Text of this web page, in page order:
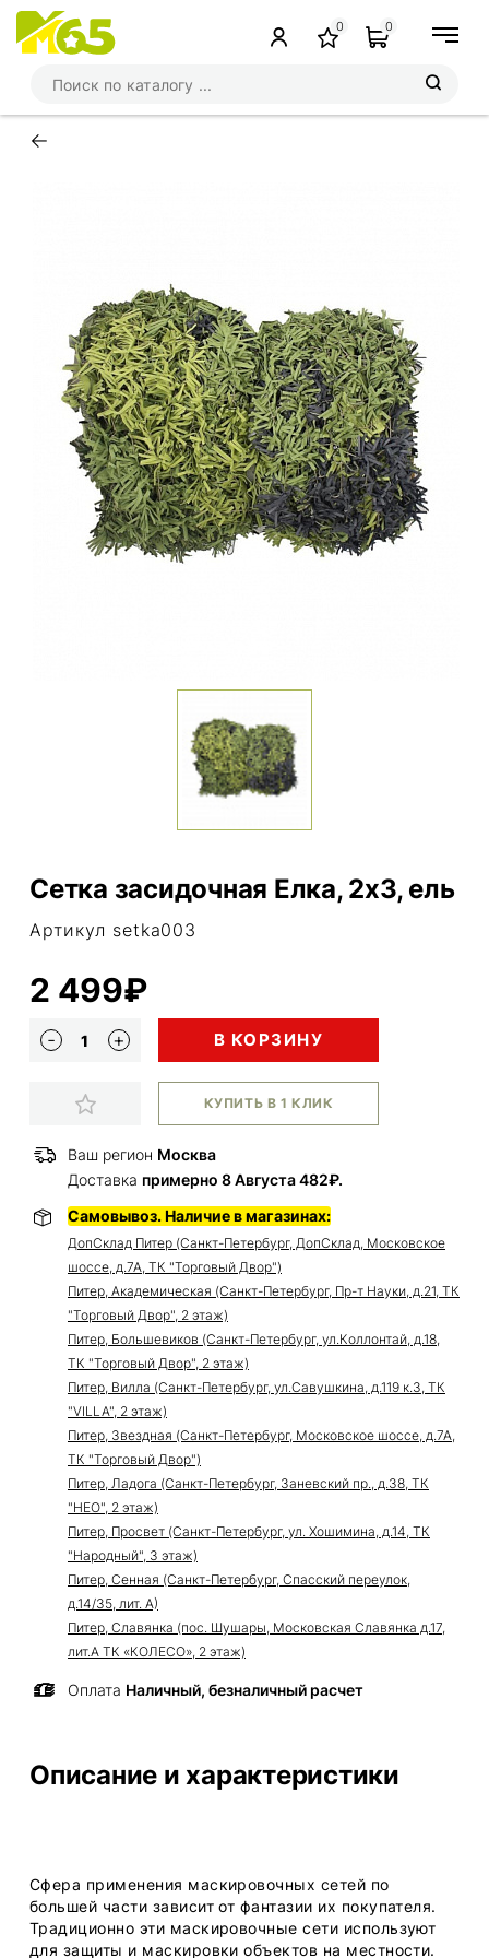
0 0
←
Сетка засидочная Елка, 2х3, ель
Артикул setka003
2 499₽
В КОРЗИНУ
КУПИТЬ В 1 КЛИК
Ваш регион Москва
Доставка примерно 8 Августа 482₽.
Самовывоз. Наличие в магазинах:
ДопСклад Питер (Санкт-Петербург, ДопСклад, Московское
шоссе, д.7А, ТК "Торговый Двор")
Питер, Академическая (Санкт-Петербург, Пр-т Науки, д.21, ТК
"Торговый Двор", 2 этаж)
Питер, Большевиков (Санкт-Петербург, ул.Коллонтай, д.18,
ТК "Торговый Двор", 2 этаж)
Питер, Вилла (Санкт-Петербург, ул.Савушкина, д.119 к.3, ТК
"VILLA", 2 этаж)
Питер, Звездная (Санкт-Петербург, Московское шоссе, д.7А,
ТК "Торговый Двор")
Питер, Ладога (Санкт-Петербург, Заневский пр., д.38, ТК
"НЕО", 2 этаж)
Питер, Просвет (Санкт-Петербург, ул. Хошимина, д.14, ТК
"Народный", 3 этаж)
Питер, Сенная (Санкт-Петербург, Спасский переулок,
д.14/35, лит. А)
Питер, Славянка (пос. Шушары, Московская Славянка д.17,
лит.А ТК «КОЛЕСО», 2 этаж)
Оплата Наличный, безналичный расчет
Описание и характеристики
Сфера применения маскировочных сетей по
большей части зависит от фантазии их покупателя.
Традиционно эти маскировочные сети используют
для защиты и маскировки объектов на местности.